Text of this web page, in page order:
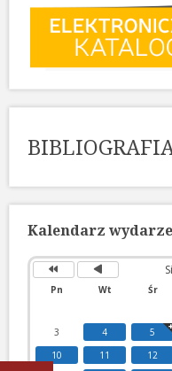
Kalendarz
PoprzedniPoprzedni
Pn Wt Śr
3
4 5
10
11 12